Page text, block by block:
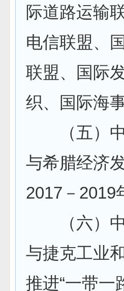
际道路运输
电信联盟、
联盟、国际
织、国际海
（五）中
与希腊经济
2017－2019
（六）中
与捷克工业
推进“一带一